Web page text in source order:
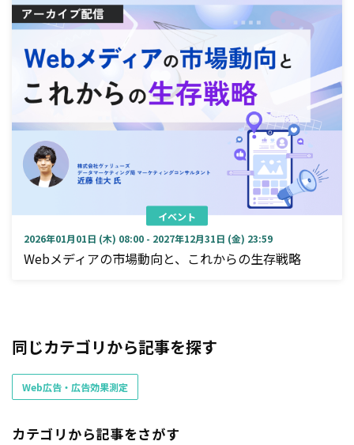
イベント
2026年01月01日 (木) 08:00 - 2027年12月31日 (金) 23:59
Webメディアの市場動向と、これからの生存戦略
同じカテゴリから記事を探す
Web広告・広告効果測定
カテゴリから記事をさがす